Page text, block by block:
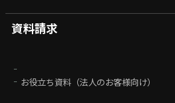
資料請求
お役立ち資料（法人のお客様向け）